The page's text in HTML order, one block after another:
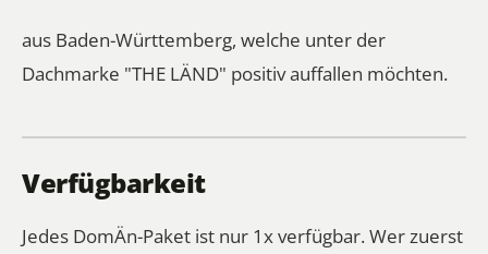
aus Baden-Württemberg, welche unter der
Dachmarke "THE LÄND" positiv auffallen möchten.
Verfügbarkeit
Jedes DomÄn-Paket ist nur 1x verfügbar. Wer zuerst